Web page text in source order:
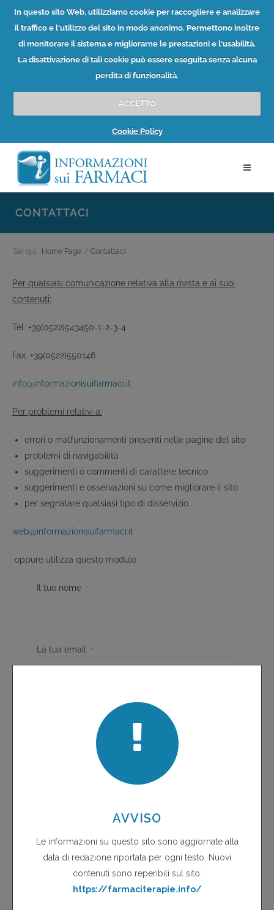
In questo sito Web, utilizziamo cookie per raccogliere e analizzare
il traffico e l'utilizzo del sito in modo anonimo. Permettono inoltre
di monitorare il sistema e migliorarne le prestazioni e l'usabilità.
La disattivazione di tali cookie può essere eseguita senza alcuna
perdita di funzionalità.
ACCETTO
Cookie Policy
CONTATTACI
Sei qui: Home Page / Contattaci
Per qualsiasi comunicazione relativa alla rivista e ai suoi
contenuti:
Tel. +39(0522)543450-1-2-3-4
Fax. +39(0522)550146
info@informazionisuifarmaci.it
Per problemi relativi a:
errori o malfunzionamenti presenti nelle pagine del sito
problemi di navigabilità
suggerimenti o commenti di carattere tecnico
suggerimenti e osservazioni su come migliorare il sito
per segnalare qualsiasi tipo di disservizio
web@informazionisuifarmaci.it
oppure utilizza questo modulo
Il tuo nome *
La tua email *